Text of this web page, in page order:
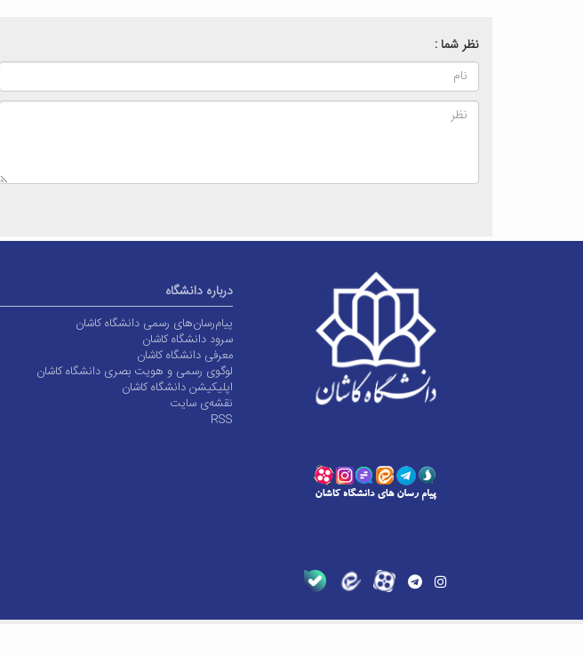
نظر شما :
درباره دانشگاه
پیام‌رسان‌های رسمی دانشگاه کاشان
سرود دانشگاه کاشان
معرفی دانشگاه کاشان
لوگوی رسمی و هویت بصری دانشگاه کاشان
اپلیکیشن دانشگاه کاشان
نقشه‌ی سایت
RSS